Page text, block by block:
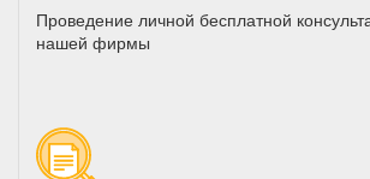
Проведение личной бесплатной
нашей фирмы